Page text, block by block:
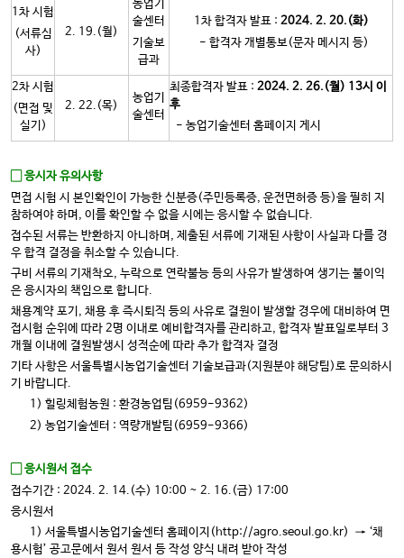
1차 시험
(서류심
사)
2. 19.(월)
농업기
술센터
기술보
급과
1차 합격자 발표 : 2024. 2. 20.(화)
- 합격자 개별통보(문자 메시지 등)
2차 시험
(면접 및
실기)
2. 22.(목)
농업기
술센터
최종합격자 발표 : 2024. 2. 26.(월 ) 13시 이
후
- 농업기술센터 홈페이지 게시
▢ 응시자 유의사항
면접 시험 시 본인확인이 가능한 신분증(주민등록증, 운전면허증 등)을 필히 지
참하여야 하며, 이를 확인할 수 없을 시에는 응시할 수 없습니다.
접수된 서류는 반환하지 아니하며, 제출된 서류에 기재된 사항이 사실과 다를 경
우 합격 결정을 취소할 수 있습니다.
구비 서류의 기재착오, 누락으로 연락불능 등의 사유가 발생하여 생기는 불이익
은 응시자의 책임으로 합니다.
채용계약 포기, 채용 후 즉시퇴직 등의 사유로 결원이 발생할 경우에 대비하여 면
접시험 순위에 따라 2명 이내로 예비합격자를 관리하고, 합격자 발표일로부터 3
개월 이내에 결원발생시 성적순에 따라 추가 합격자 결정
기타 사항은 서울특별시농업기술센터 기술보급과(지원분야 해당팀)로 문의하시
기 바랍니다.
1) 힐링체험농원 : 환경농업팀(6959-9362)
2) 농업기술센터 : 역량개발팀(6959-9366)
▢ 응시원서 접수
접수기간 : 2024. 2. 14.(수) 10:00 ~ 2. 16.(금) 17:00
응시원서
1) 서울특별시농업기술센터 홈페이지(http://agro.seoul.go.kr) → ‘채
용시험’ 공고문에서 원서 원서 등 작성 양식 내려 받아 작성